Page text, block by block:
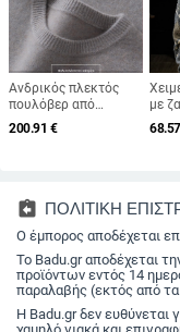
Ανδρικός πλεκτός
πουλόβερ από
κασμίρι με στρογγυλή
λαιμόκοψη, ελεύθερη
φθινοπωρινή-
χειμερινή συλλογή
2025
200.91 €
με
68.57
assignment_return ΠΟΛΙΤΙΚΗ
Ο έμπορος αποδέχεται
Το Badu.gr αποδέχεται
προϊόντων εντός 14
παραλαβής (εκτός από
Η Badu.gr δεν ευθύνεται